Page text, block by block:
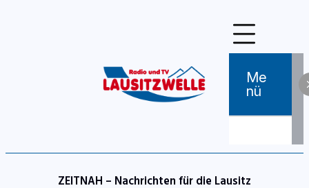
Me
Nü
ZEITNAH – Nachrichten für die Lausitz